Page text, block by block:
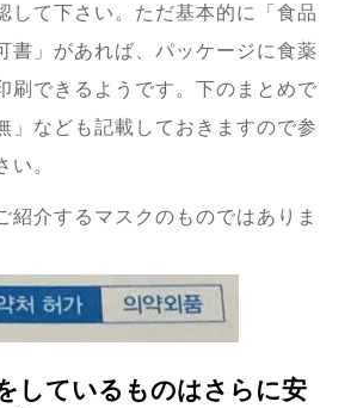
して下さい。ただ基本的に「食品
書」があれば、パッケージに食薬
刷できるようです。下のまとめで
」なども記載しておきますので参
い。
紹介するマスクのものではありま
しているものはさらに安